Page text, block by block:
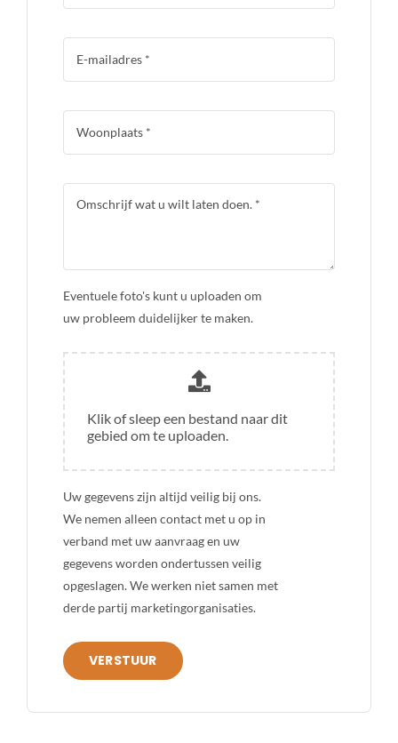
Eventuele foto's kunt u uploaden om
uw probleem duidelijker te maken.
Klik of sleep een bestand naar dit
gebied om te uploaden.
Uw gegevens zijn altijd veilig bij ons.
We nemen alleen contact met u op in
verband met uw aanvraag en uw
gegevens worden ondertussen veilig
opgeslagen. We werken niet samen met
derde partij marketingorganisaties.
VERSTUUR